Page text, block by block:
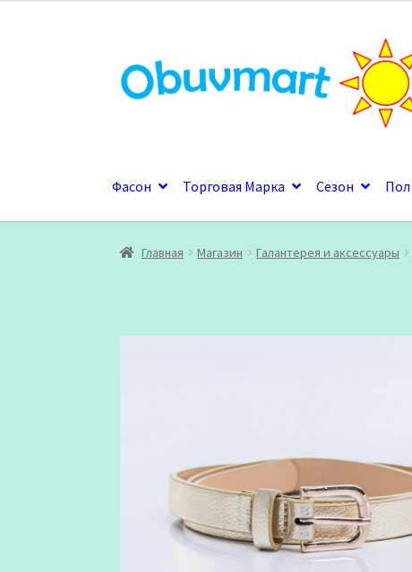
к
навигации
к
содержимому
Фасон Торговая Марка Сезон Пол
Главная Магазин Галантерея и аксессуары